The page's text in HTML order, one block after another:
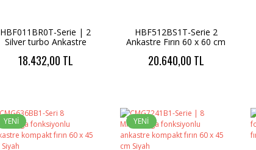
HBF011BR0T-Serie | 2
Silver turbo Ankastre
proğram
18.432,00 TL
HBF512BS1T-Serie 2
Ankastre Fırın 60 x 60 cm
Proğram
20.640,00 TL
YENİ YENİ